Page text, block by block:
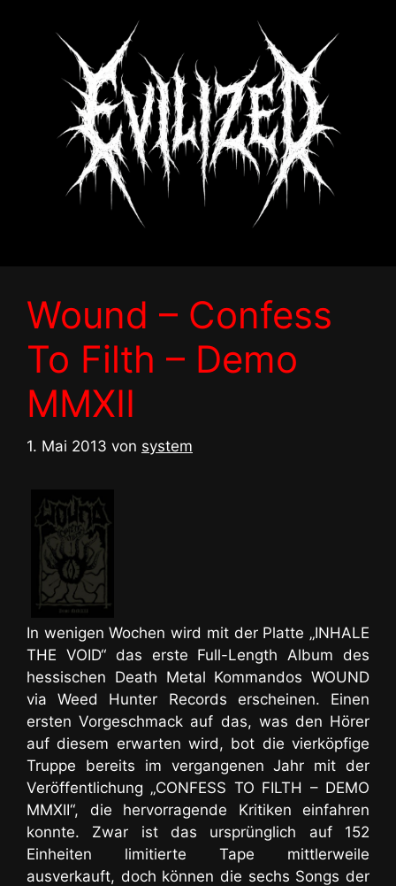
Wound – Confess
To Filth – Demo
MMXII
1. Mai 2013 von system
In wenigen Wochen wird mit der Platte „INHALE
THE VOID“ das erste Full-Length Album des
hessischen Death Metal Kommandos WOUND
via Weed Hunter Records erscheinen. Einen
ersten Vorgeschmack auf das, was den Hörer
auf diesem erwarten wird, bot die vierköpfige
Truppe bereits im vergangenen Jahr mit der
Veröffentlichung „CONFESS TO FILTH – DEMO
MMXII“, die hervorragende Kritiken einfahren
konnte. Zwar ist das ursprünglich auf 152
Einheiten limitierte Tape mittlerweile
ausverkauft, doch können die sechs Songs der